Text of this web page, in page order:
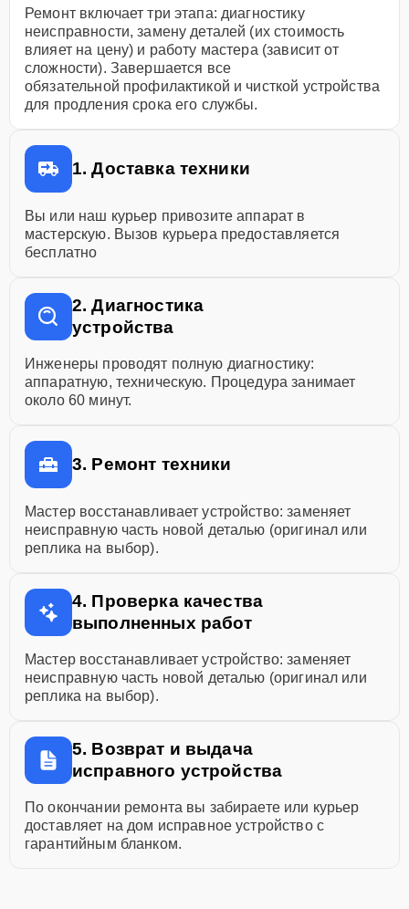
Ремонт включает три этапа: диагностику
неисправности, замену деталей (их стоимость
влияет на цену) и работу мастера (зависит от
сложности). Завершается все
обязательной профилактикой и чисткой устройства
для продления срока его службы.
1. Доставка техники
Вы или наш курьер привозите аппарат в
мастерскую. Вызов курьера предоставляется
бесплатно
2. Диагностика
устройства
Инженеры проводят полную диагностику:
аппаратную, техническую. Процедура занимает
около 60 минут.
3. Ремонт техники
Мастер восстанавливает устройство: заменяет
неисправную часть новой деталью (оригинал или
реплика на выбор).
4. Проверка качества
выполненных работ
Мастер восстанавливает устройство: заменяет
неисправную часть новой деталью (оригинал или
реплика на выбор).
5. Возврат и выдача
исправного устройства
По окончании ремонта вы забираете или курьер
доставляет на дом исправное устройство с
гарантийным бланком.